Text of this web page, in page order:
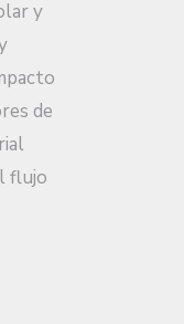
y
de
flujo